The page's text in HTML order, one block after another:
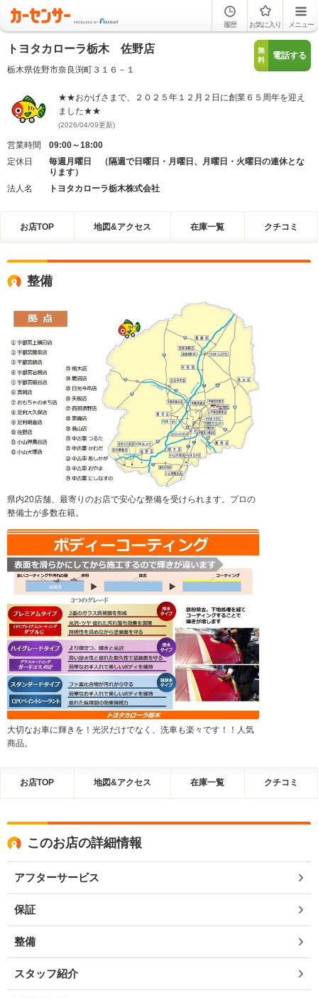
履歴 お気に入り メニュー
トヨタカローラ栃木 佐野店
栃木県佐野市奈良渕町３１６－１
無
料
電話する
★★おかげさまで、２０２５年１２月２日に創業６５周年を迎え
ました★★
(2026/04/09更新)
営業時間
09:00～18:00
定休日
毎週月曜日 （隔週で日曜日・月曜日、月曜日・火曜日の連休とな
ります）
法人名
トヨタカローラ栃木株式会社
お店TOP 地図&アクセス 在庫一覧 クチコミ
整備
県内20店舗、最寄りのお店で安心な整備を受けられます。プロの
整備士が多数在籍。
大切なお車に輝きを！光沢だけでなく、洗車も楽々です！！人気
商品。
お店TOP 地図&アクセス 在庫一覧 クチコミ
このお店の詳細情報
アフターサービス
保証
整備
スタッフ紹介